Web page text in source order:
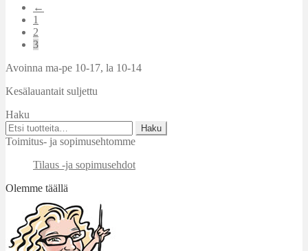
←
1
2
3
Avoinna ma-pe 10-17, la 10-14
Kesälauantait suljettu
Haku
Etsi:
Haku
Toimitus- ja sopimusehtomme
Tilaus -ja sopimusehdot
Olemme täällä